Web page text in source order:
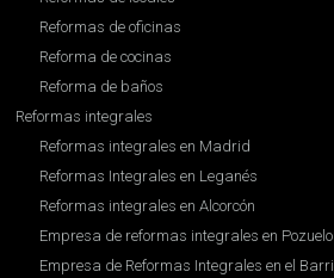
Reformas de oficinas
Reforma de cocinas
Reforma de baños
Reformas integrales
Reformas integrales en Madrid
Reformas Integrales en Leganés
Reformas integrales en Alcorcón
Empresa de reformas integrales en
Empresa de Reformas Integrales en el